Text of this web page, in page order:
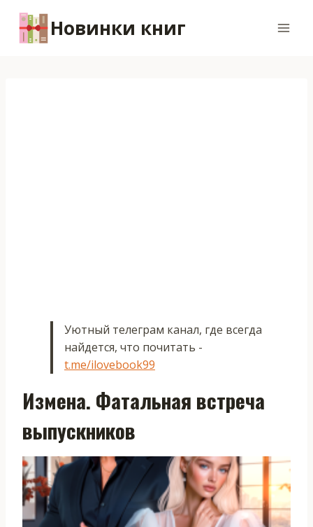
содержимому
Новинки книг
Уютный телеграм канал, где всегда
найдется, что почитать -
t.me/ilovebook99
Измена. Фатальная встреча
выпускников